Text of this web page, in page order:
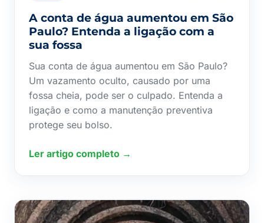
A conta de água aumentou em São
Paulo? Entenda a ligação com a
sua fossa
Sua conta de água aumentou em São Paulo?
Um vazamento oculto, causado por uma
fossa cheia, pode ser o culpado. Entenda a
ligação e como a manutenção preventiva
protege seu bolso.
Ler artigo completo →